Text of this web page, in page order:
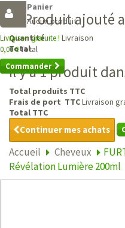
Panier
Aucun produit
Livraison gratuite ! Livraison
0,00 €Total
Commander
Produit ajouté
Quantité
Total
Il y a 1 produit
Total produits TTC
Frais de port TTCLivraison
Total TTC
Continuer mes achats
Accueil Cheveux
Révélation Lumière 200ml